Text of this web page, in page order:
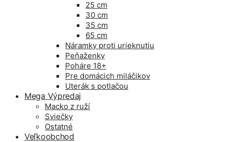
25 cm
30 cm
35 cm
65 cm
Náramky proti urieknutiu
Peňaženky
Poháre 18+
Pre domácich miláčikov
Uterák s potlačou
Mega Výpredaj
Macko z ruží
Sviečky
Ostatné
Veľkoobchod